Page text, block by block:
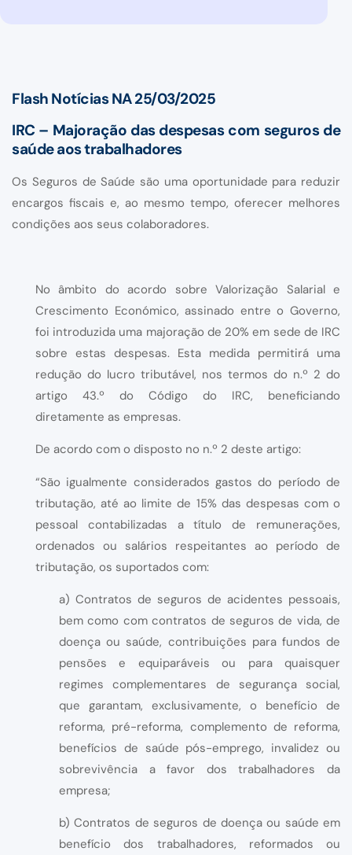
Flash Notícias NA 25/03/2025
IRC – Majoração das despesas com seguros de
saúde aos trabalhadores
Os Seguros de Saúde são uma oportunidade para reduzir
encargos fiscais e, ao mesmo tempo, oferecer melhores
condições aos seus colaboradores.
No âmbito do acordo sobre Valorização Salarial e
Crescimento Económico, assinado entre o Governo,
foi introduzida uma majoração de 20% em sede de IRC
sobre estas despesas. Esta medida permitirá uma
redução do lucro tributável, nos termos do n.º 2 do
artigo 43.º do Código do IRC, beneficiando
diretamente as empresas.
De acordo com o disposto no n.º 2 deste artigo:
“São igualmente considerados gastos do período de
tributação, até ao limite de 15% das despesas com o
pessoal contabilizadas a título de remunerações,
ordenados ou salários respeitantes ao período de
tributação, os suportados com:
a) Contratos de seguros de acidentes pessoais,
bem como com contratos de seguros de vida, de
doença ou saúde, contribuições para fundos de
pensões e equiparáveis ou para quaisquer
regimes complementares de segurança social,
que garantam, exclusivamente, o benefício de
reforma, pré-reforma, complemento de reforma,
benefícios de saúde pós-emprego, invalidez ou
sobrevivência a favor dos trabalhadores da
empresa;
b) Contratos de seguros de doença ou saúde em
benefício dos trabalhadores, reformados ou